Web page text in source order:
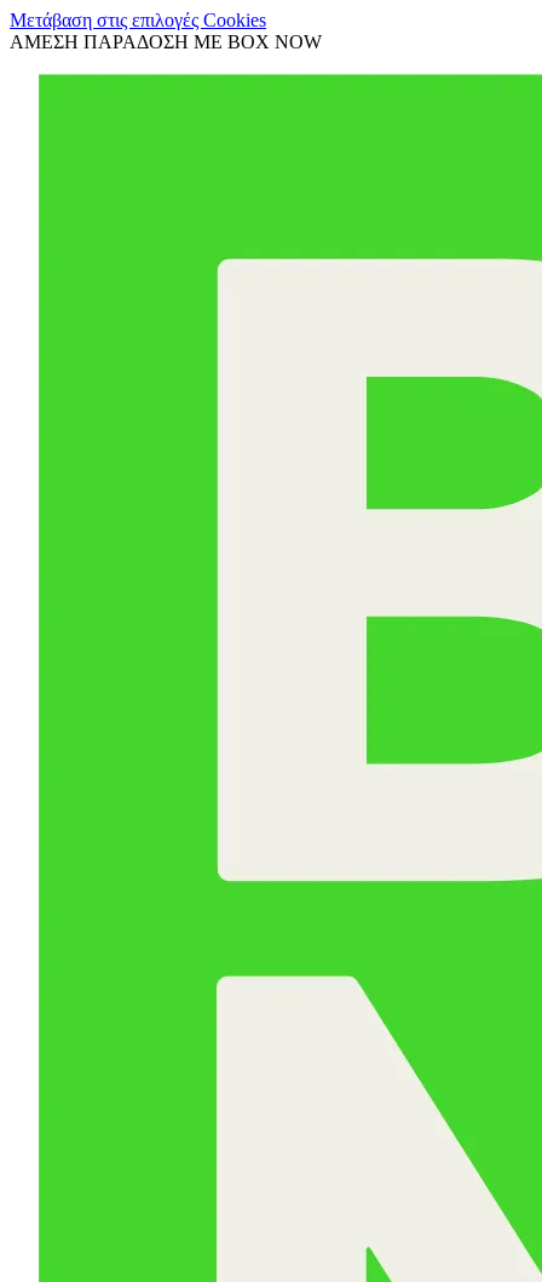
Μετάβαση στις επιλογές Cookies
ΑΜΕΣΗ ΠΑΡΑΔΟΣΗ ΜΕ BOX NOW